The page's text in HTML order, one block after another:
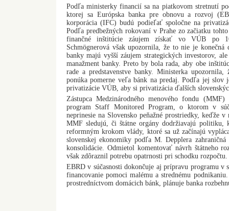
Podľa ministerky financií sa na piatkovom stretnutí
ktorej sa Európska banka pre obnovu a rozvoj
korporácia (IFC) budú podieľať spoločne na
Podľa predbežných rokovaní v Prahe zo začiatku
finančné inštitúcie záujem získať vo VÚB po
Schmögnerová však upozornila, že to nie je
banky majú vyšší záujem strategických investorov,
manažment banky. Preto by bola rada, aby obe
rade a predstavenstve banky. Ministerka
ponúka pomerne veľa bánk na predaj. Podľa jej slov
privatizácie VÚB, aby si privatizácia ďalších
Zástupca Medzinárodného menového fondu
program Staff Monitored Program, o ktorom v
neprinesie na Slovensko peňažné prostriedky, keďže
MMF sledujú, či štátne orgány dodržiavajú politiku,
reformným krokom vlády, ktoré sa už začínajú
slovenskej ekonomiky podľa M. Depplera
konsolidácie. Odmietol komentovať návrh štátneho
však zdôraznil potrebu opatrnosti pri schodku rozpočtu.
EBRD v súčasnosti dokončuje aj prípravu programu v
financovanie pomoci malému a strednému
prostredníctvom domácich bánk, plánuje banka